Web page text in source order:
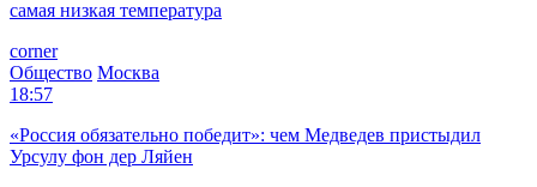
самая низкая температура
corner
Общество Москва
18:57
«Россия обязательно победит»: чем Медведев пристыдил
Урсулу фон дер Ляйен